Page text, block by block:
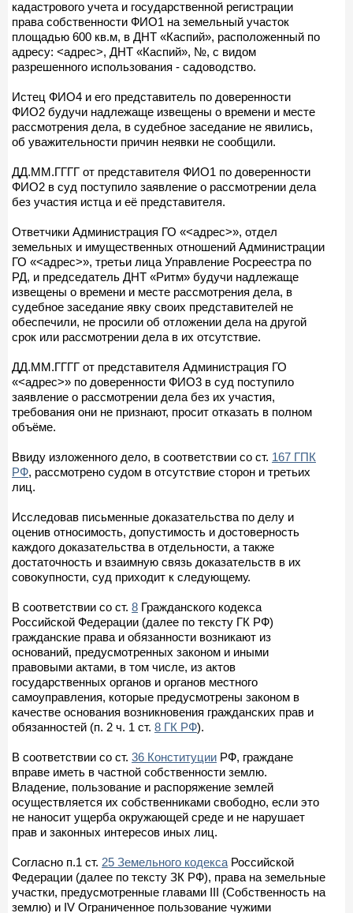
кадастрового учета и государственной регистрации
права собственности ФИО1 на земельный участок
площадью 600 кв.м, в ДНТ «Каспий», расположенный по
адресу: <адрес>, ДНТ «Каспий», №, с видом
разрешенного использования - садоводство.
Истец ФИО4 и его представитель по доверенности
ФИО2 будучи надлежаще извещены о времени и месте
рассмотрения дела, в судебное заседание не явились,
об уважительности причин неявки не сообщили.
ДД.ММ.ГГГГ от представителя ФИО1 по доверенности
ФИО2 в суд поступило заявление о рассмотрении дела
без участия истца и её представителя.
Ответчики Администрация ГО «<адрес>», отдел
земельных и имущественных отношений Администрации
ГО «<адрес>», третьи лица Управление Росреестра по
РД, и председатель ДНТ «Ритм» будучи надлежаще
извещены о времени и месте рассмотрения дела, в
судебное заседание явку своих представителей не
обеспечили, не просили об отложении дела на другой
срок или рассмотрении дела в их отсутствие.
ДД.ММ.ГГГГ от представителя Администрация ГО
«<адрес>» по доверенности ФИО3 в суд поступило
заявление о рассмотрении дела без их участия,
требования они не признают, просит отказать в полном
объёме.
Ввиду изложенного дело, в соответствии со ст. 167 ГПК
РФ, рассмотрено судом в отсутствие сторон и третьих
лиц.
Исследовав письменные доказательства по делу и
оценив относимость, допустимость и достоверность
каждого доказательства в отдельности, а также
достаточность и взаимную связь доказательств в их
совокупности, суд приходит к следующему.
В соответствии со ст. 8 Гражданского кодекса
Российской Федерации (далее по тексту ГК РФ)
гражданские права и обязанности возникают из
оснований, предусмотренных законом и иными
правовыми актами, в том числе, из актов
государственных органов и органов местного
самоуправления, которые предусмотрены законом в
качестве основания возникновения гражданских прав и
обязанностей (п. 2 ч. 1 ст. 8 ГК РФ).
В соответствии со ст. 36 Конституции РФ, граждане
вправе иметь в частной собственности землю.
Владение, пользование и распоряжение землей
осуществляется их собственниками свободно, если это
не наносит ущерба окружающей среде и не нарушает
прав и законных интересов иных лиц.
Согласно п.1 ст. 25 Земельного кодекса Российской
Федерации (далее по тексту ЗК РФ), права на земельные
участки, предусмотренные главами III (Собственность на
землю) и IV Ограниченное пользование чужими